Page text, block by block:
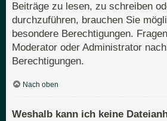
Beiträge zu lesen, zu schreiben
durchzuführen, brauchen Sie
besondere Berechtigungen.
Moderator oder Administrator
Berechtigungen.
Nach oben
Weshalb kann ich keine